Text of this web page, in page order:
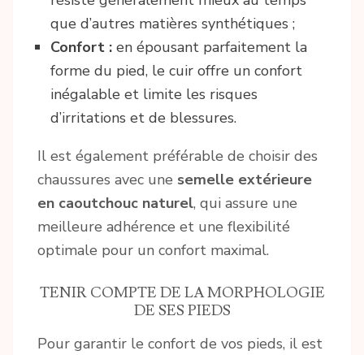
que d’autres matières synthétiques ;
Confort : en épousant parfaitement la
forme du pied, le cuir offre un confort
inégalable et limite les risques
d’irritations et de blessures.
Il est également préférable de choisir des
chaussures avec une semelle extérieure
en caoutchouc naturel, qui assure une
meilleure adhérence et une flexibilité
optimale pour un confort maximal.
TENIR COMPTE DE LA MORPHOLOGIE
DE SES PIEDS
Pour garantir le confort de vos pieds, il est